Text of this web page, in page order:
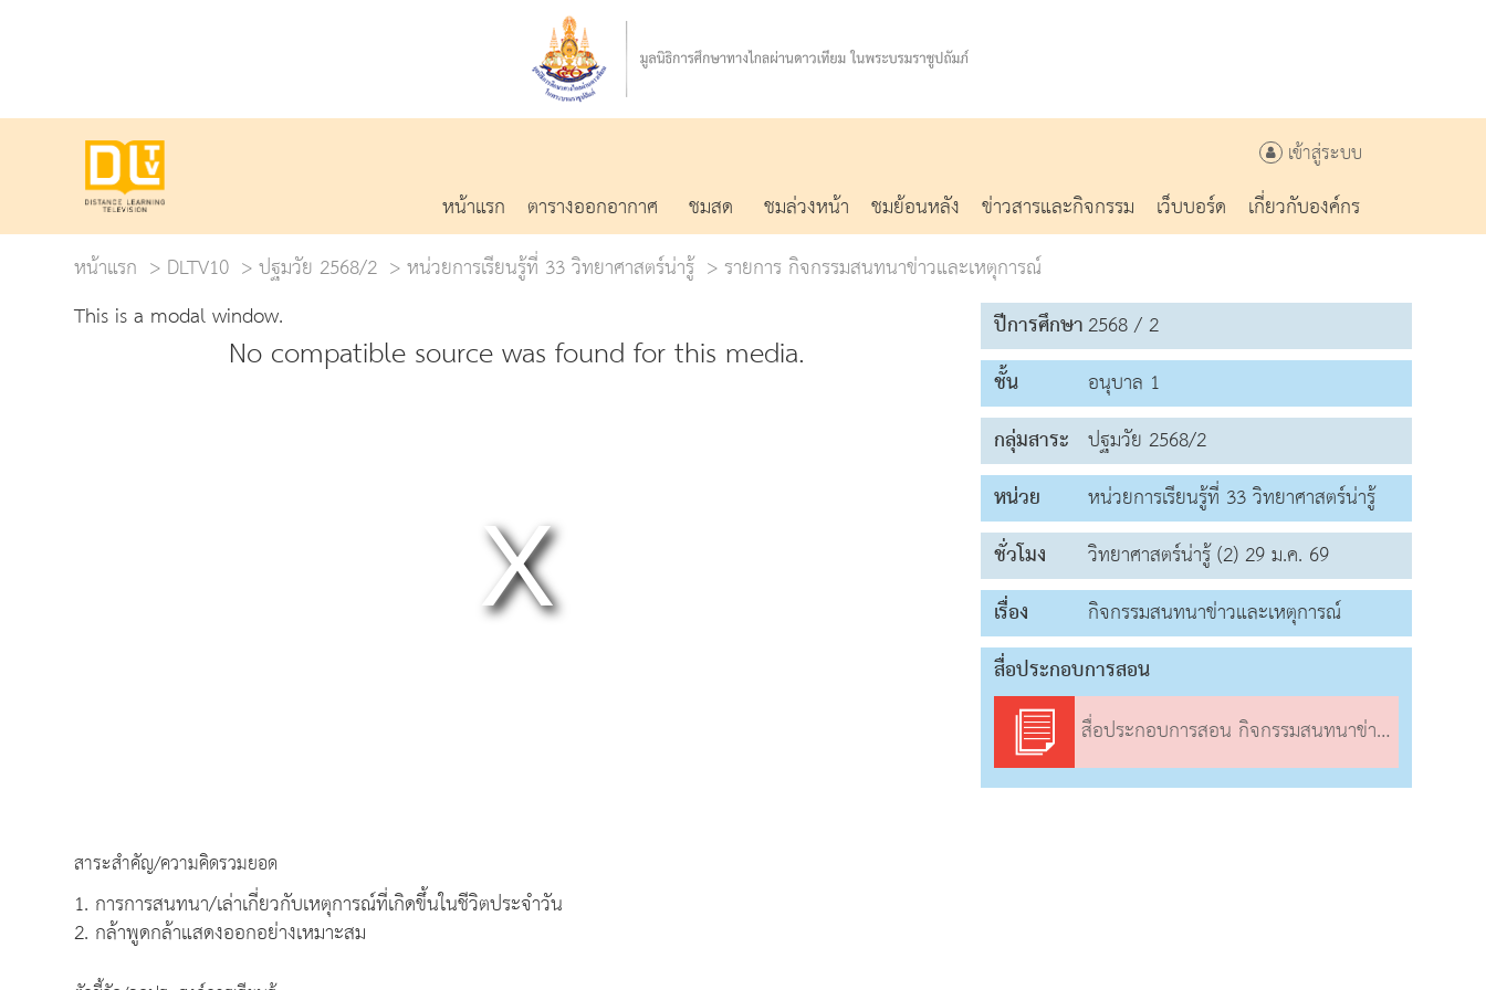
เข้าสู่ระบบ
หน้าแรก ตารางออกอากาศ ชมสด ชมล่วงหน้า ชมย้อนหลัง ข่าวสารและกิจกรรม เว็บบอร์ด
เกี่ยวกับองค์กร
หน้าแรก
DLTV10 ปฐมวัย 2568/2 หน่วยการเรียนรู้ที่ 33 วิทยาศาสตร์น่ารู้
รายการ กิจกรรมสนทนาข่าวและเหตุการณ์
This is a modal window.
No compatible source was found for this media.
สาระสำคัญ/ความคิดรวมยอด
1. การการสนทนา/เล่าเกี่ยวกับเหตุการณ์ที่เกิดขึ้นในชีวิตประจำวัน
2. กล้าพูดกล้าแสดงออกอย่างเหมาะสม
ปีการศึกษา2568 / 2
ชั้น
อนุบาล 1
กลุ่มสาระ ปฐมวัย 2568/2
หน่วย
หน่วยการเรียนรู้ที่ 33 วิทยาศาสตร์น่ารู้
ชั่วโมง
วิทยาศาสตร์น่ารู้ (2) 29 ม.ค. 69
เรื่อง
กิจกรรมสนทนาข่าวและเหตุการณ์
สื่อประกอบการสอน
สื่อประกอบการสอน กิจกรรมสนทนาข่าวและเหตุการณ์